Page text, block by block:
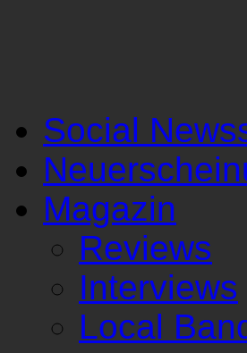
Social
Magazin
Reviews
Interviews
Local